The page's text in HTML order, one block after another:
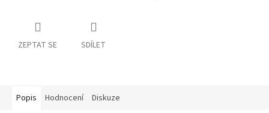
ZEPTAT SE SDÍLET
Popis Hodnocení Diskuze